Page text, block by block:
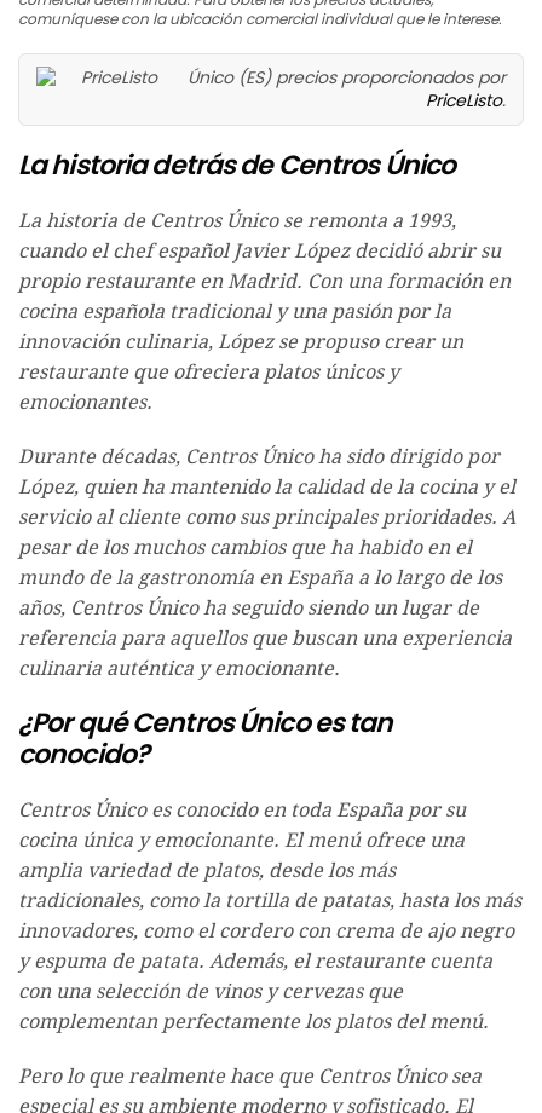
comuníquese con la ubicación comercial individual que le interese.
Único (ES) precios proporcionados por
PriceListo.
La historia detrás de Centros Único
La historia de Centros Único se remonta a 1993,
cuando el chef español Javier López decidió abrir su
propio restaurante en Madrid. Con una formación en
cocina española tradicional y una pasión por la
innovación culinaria, López se propuso crear un
restaurante que ofreciera platos únicos y
emocionantes.
Durante décadas, Centros Único ha sido dirigido por
López, quien ha mantenido la calidad de la cocina y el
servicio al cliente como sus principales prioridades. A
pesar de los muchos cambios que ha habido en el
mundo de la gastronomía en España a lo largo de los
años, Centros Único ha seguido siendo un lugar de
referencia para aquellos que buscan una experiencia
culinaria auténtica y emocionante.
¿Por qué Centros Único es tan
conocido?
Centros Único es conocido en toda España por su
cocina única y emocionante. El menú ofrece una
amplia variedad de platos, desde los más
tradicionales, como la tortilla de patatas, hasta los más
innovadores, como el cordero con crema de ajo negro
y espuma de patata. Además, el restaurante cuenta
con una selección de vinos y cervezas que
complementan perfectamente los platos del menú.
Pero lo que realmente hace que Centros Único sea
especial es su ambiente moderno y sofisticado. El